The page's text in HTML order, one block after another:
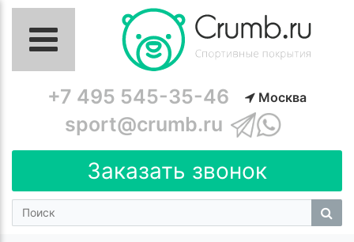
+7 495 545-35-46 Москва
sport@crumb.ru
Заказать звонок